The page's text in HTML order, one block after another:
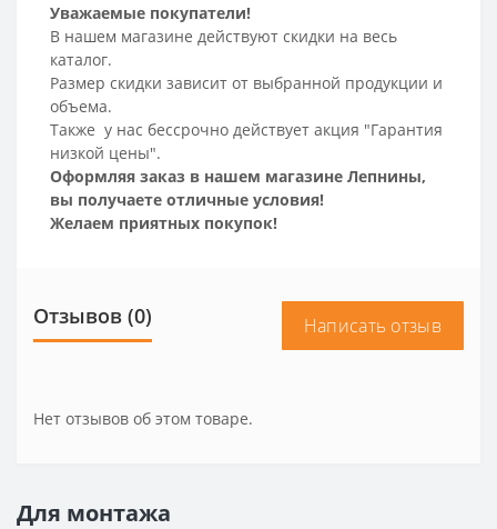
Уважаемые покупатели!
В нашем магазине действуют скидки на весь
каталог.
Размер скидки зависит от выбранной продукции и
объема.
Также у нас бессрочно действует акция "Гарантия
низкой цены".
Оформляя заказ в нашем магазине Лепнины,
вы получаете отличные условия!
Желаем приятных покупок!
Отзывов (0) Написать отзыв
Нет отзывов об этом товаре.
Для монтажа